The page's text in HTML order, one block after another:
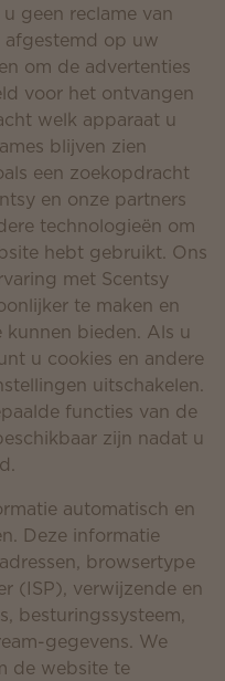
geen reclame van
op uw
om de advertenties
voor het ontvangen
welk apparaat u
blijven zien
een zoekopdracht
en onze partners
technologieën om
hebt gebruikt. Ons
met Scentsy
te maken en
bieden. Als u
u cookies en andere
uitschakelen.
functies van de
zijn nadat u
automatisch en
Deze informatie
browsertype
(ISP), verwijzende en
besturingssysteem,
gegevens. We
de website te